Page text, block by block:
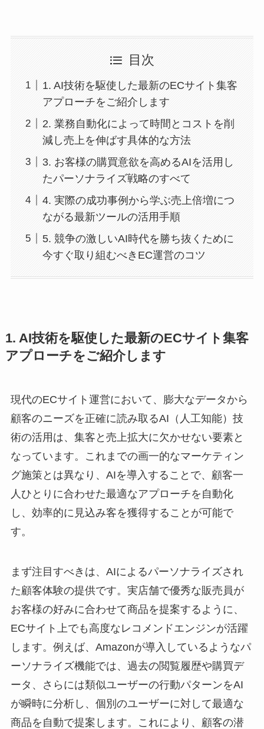
目次
1. AI技術を駆使した最新のECサイト集客
アプローチをご紹介します
2. 業務自動化によって時間とコストを削
減し売上を伸ばす具体的な方法
3. お客様の購買意欲を高めるAIを活用し
たパーソナライズ戦略のすべて
4. 実際の成功事例から学ぶ売上倍増につ
ながる最新ツールの活用手順
5. 競争の激しいAI時代を勝ち抜くために
今すぐ取り組むべきEC運営のコツ
1. AI技術を駆使した最新のECサイト集客
アプローチをご紹介します
現代のECサイト運営において、膨大なデータから
顧客のニーズを正確に読み取るAI（人工知能）技
術の活用は、集客と売上拡大に欠かせない要素と
なっています。これまでの画一的なマーケティン
グ施策とは異なり、AIを導入することで、顧客一
人ひとりに合わせた最適なアプローチを自動化
し、効率的に見込み客を獲得することが可能で
す。
まず注目すべきは、AIによるパーソナライズされ
た顧客体験の提供です。実店舗で優秀な販売員が
お客様の好みに合わせて商品を提案するように、
ECサイト上でも高度なレコメンドエンジンが活躍
します。例えば、Amazonが導入しているようなパ
ーソナライズ機能では、過去の閲覧履歴や購買デ
ータ、さらには類似ユーザーの行動パターンをAI
が瞬時に分析し、個別のユーザーに対して最適な
商品を自動で提案します。これにより、顧客の潜